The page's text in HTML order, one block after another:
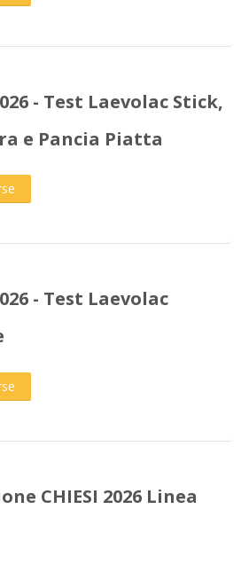
- Test Laevolac Stick,
e Pancia Piatta
- Test Laevolac
CHIESI 2026 Linea